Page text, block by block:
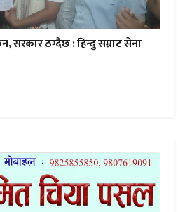
सरकार ठग्दैछ : हिन्दु सम्राट सेना